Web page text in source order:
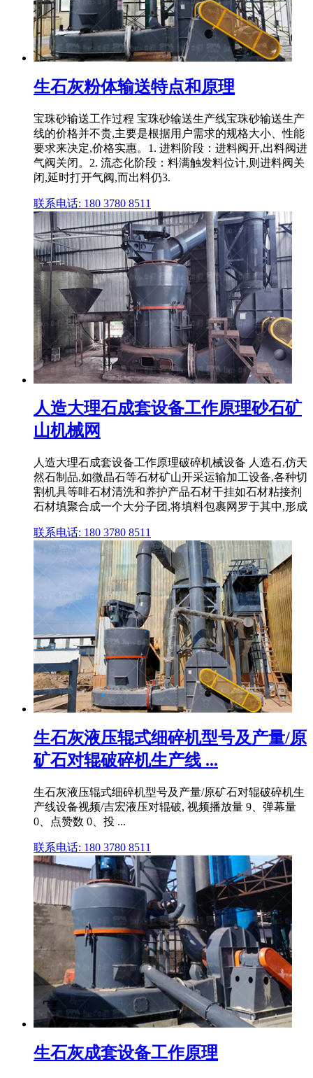
生石灰粉体输送特点和原理
宝珠砂输送工作过程 宝珠砂输送生产线宝珠砂输送生产
线的价格并不贵,主要是根据用户需求的规格大小、性能
要求来决定,价格实惠。1. 进料阶段：进料阀开,出料阀进
气阀关闭。2. 流态化阶段：料满触发料位计,则进料阀关
闭,延时打开气阀,而出料仍3.
联系电话: 180 3780 8511
人造大理石成套设备工作原理砂石矿
山机械网
人造大理石成套设备工作原理破碎机械设备 人造石,仿天
然石制品,如微晶石等石材矿山开采运输加工设备,各种切
割机具等啡石材清洗和养护产品石材干挂如石材粘接剂
石材填聚合成一个大分子团,将填料包裹网罗于其中,形成
联系电话: 180 3780 8511
生石灰液压辊式细碎机型号及产量/原
矿石对辊破碎机生产线 ...
生石灰液压辊式细碎机型号及产量/原矿石对辊破碎机生
产线设备视频/吉宏液压对辊破, 视频播放量 9、弹幕量
0、点赞数 0、投 ...
联系电话: 180 3780 8511
生石灰成套设备工作原理